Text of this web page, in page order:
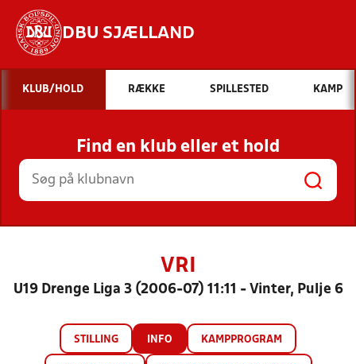
DBU SJÆLLAND
Hvad vil du søge efter?
INDHOLD OG NYHEDER
STILLINGER, RESULTATER, KLUBBER OG
HOLD
KLUB/HOLD RÆKKE SPILLESTED KAMP
Find en klub eller et hold
VRI
U19 Drenge Liga 3 (2006-07) 11:11 - Vinter, Pulje 6
STILLING INFO KAMPPROGRAM